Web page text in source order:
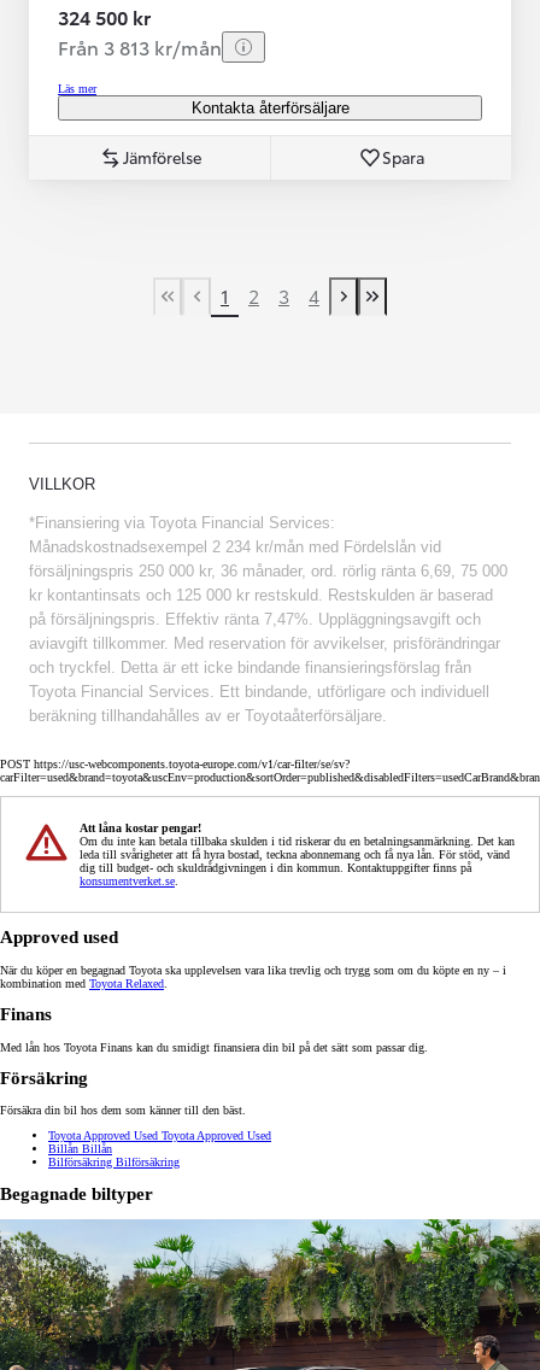
324 500 kr
Från 3 813 kr/mån
Läs mer
Kontakta återförsäljare
Jämförelse Spara
First Page
Previous page
1 2 3 4
Next page
Last Page
VILLKOR
*Finansiering via Toyota Financial Services:
Månadskostnadsexempel 2 234 kr/mån med Fördelslån vid
försäljningspris 250 000 kr, 36 månader, ord. rörlig ränta 6,69, 75 000
kr kontantinsats och 125 000 kr restskuld. Restskulden är baserad
på försäljningspris. Effektiv ränta 7,47%. Uppläggningsavgift och
aviavgift tillkommer. Med reservation för avvikelser, prisförändringar
och tryckfel. Detta är ett icke bindande finansieringsförslag från
Toyota Financial Services. Ett bindande, utförligare och individuell
beräkning tillhandahålles av er Toyotaåterförsäljare.
POST https://usc-webcomponents.toyota-europe.com/v1/car-filter/se/sv?
Att låna kostar pengar!
Om du inte kan betala tillbaka skulden i tid riskerar du en betalningsanmärkning. Det kan
leda till svårigheter att få hyra bostad, teckna abonnemang och få nya lån. För stöd, vänd
dig till budget- och skuldrådgivningen i din kommun. Kontaktuppgifter finns på
konsumentverket.se
Approved used
När du köper en begagnad Toyota ska upplevelsen vara lika trevlig och trygg som om du köpte en ny – i
kombination med Toyota Relaxed
Finans
Med lån hos Toyota Finans kan du smidigt finansiera din bil på det sätt som passar dig.
Försäkring
Försäkra din bil hos dem som känner till den bäst.
Toyota Approved Used Toyota Approved Used
Billån Billån
Bilförsäkring Bilförsäkring
Begagnade biltyper